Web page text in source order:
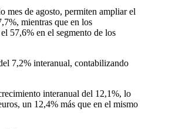
mes de agosto, permiten ampliar el
mientras que en los
57,6% en el segmento de los
7,2% interanual, contabilizando
interanual del 12,1%, lo
un 12,4% más que en el mismo